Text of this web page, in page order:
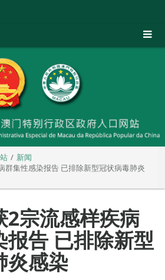
新闻
群集性感染报告 已排除新型冠状病毒肺炎
2宗流感样疾病
报告 已排除新型
炎感染